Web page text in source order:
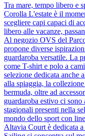
Tra mare, tempo libero e
Corolla L'estate è il
scegliere capi capaci di
libero alle vacanze,
Al negozio OVS del
propone diverse
guardaroba versatile. La
come T-shirt e polo a
selezione dedicata anche
alla spiaggia, la
bermuda, oltre ad
guardaroba estivo ci
stagionali presenti nella
mondo dello sport con
Altavia Court è dedicata